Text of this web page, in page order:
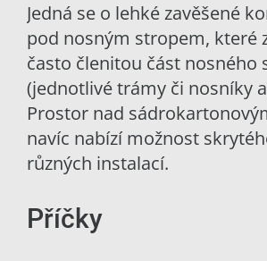
Jedná se o lehké zavěšené
pod nosným stropem, které
často členitou část nosného
(jednotlivé trámy či nosníky
Prostor nad
navíc nabízí možnost
různých instalací.
Příčky